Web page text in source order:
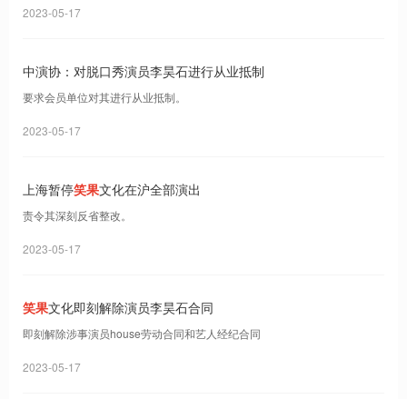
2023-05-17
中演协：对脱口秀演员李昊石进行从业抵制
要求会员单位对其进行从业抵制。
2023-05-17
上海暂停笑果文化在沪全部演出
责令其深刻反省整改。
2023-05-17
笑果文化即刻解除演员李昊石合同
即刻解除涉事演员house劳动合同和艺人经纪合同
2023-05-17